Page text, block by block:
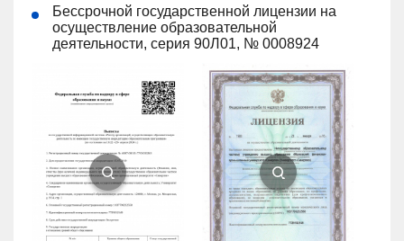
Бессрочной государственной лицензии на
осуществление образовательной
деятельности, серия 90Л01, № 0008924